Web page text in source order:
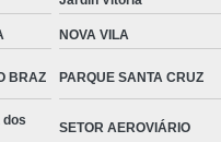
NOVA VILA
BRAZ PARQUE SANTA CRUZ
dos
SETOR AEROVIÁRIO